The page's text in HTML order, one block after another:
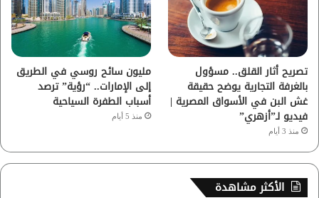
تصريح أثار القلق.. مسؤول
بالغرفة التجارية يوضح حقيقة
غش البن في الأسواق المصرية |
فيديو لـ”أزهري”
منذ 3 أيام
مليون سائح روسي في الطريق
إلى الإمارات.. “رؤية” ترصد
أسباب الطفرة السياحية
منذ 5 أيام
الأكثر مشاهدة